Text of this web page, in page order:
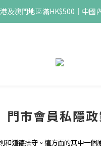
及澳門地區滿HK$500｜中國
門市會員私隱
道德操守。這方面的其中一